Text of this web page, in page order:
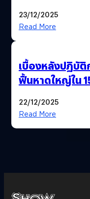
สุขภาพไทยสู่คว
23/12/2025
Read More
เบื้องหลังปฏิบั
ฟื้นหาดใหญ่ใน
22/12/2025
Read More